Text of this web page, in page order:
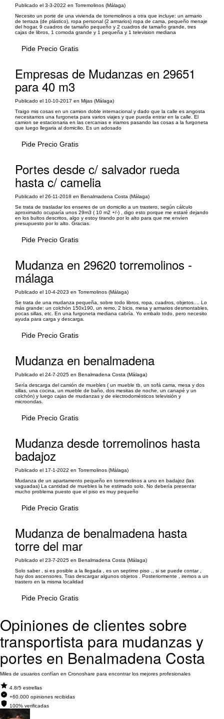
Publicado el 3-3-2022 en Torremolinos (Málaga)
Necesito un porte de una vivienda de torremolinos a otra que incluye: un armario
de terraza (de plástico), ropa personal (2 armarios) ropa de cama, pequeño menaje
del hogar, 9 cuadros de tamaño pequeño y 2 cuadros de tamaño grande, tres
cajas de libros, 1 comoda grande y 1 pequeña y 1 television mediana
Pide Precio Gratis
Empresas de Mudanzas en 29651
para 40 m3
Publicado el 10-10-2017 en Mijas (Málaga)
Traigo mis cosas en un camion doble internacional y dado que la calle es angosta
necesitamos una furgoneta para varios viajes y que pueda entrar en la calle. El
camion se estacionaria en las cercanias e iriamos pasando las cosas a la furgoneta
que luego llegaria al domicilio. Es un adosado
Pide Precio Gratis
Portes desde c/ salvador rueda
hasta c/ camelia
Publicado el 26-11-2018 en Benalmadena Costa (Málaga)
Se trata de trasladar los enseres de un domicilio a un trastero, según cálculo
aproximado ocuparía unos 29m3 ( 10 m2 +/-) , digo esto porque me estaré dejando
en los bultos descritos, algo y estoy tirando por lo alto para que me envíen
presupuesto por lo alto. Gracias.
Pide Precio Gratis
Mudanza en 29620 torremolinos -
málaga
Publicado el 10-4-2023 en Torremolinos (Málaga)
Se trata de una mudanza pequeña, sobre todo libros, ropa, cuadros, objetos.... Lo
más grande: un colchón 150x190, un remo, 2 bicis, mesa y armarios desmontables,
pocas sillas, etc. En una furgoneta mediana cabría. Yo embalo todo, pero necesito
ayuda para carga y descarga.
Pide Precio Gratis
Mudanza en benalmadena
Publicado el 24-7-2025 en Benalmadena Costa (Málaga)
Sería descarga del camión de muebles ( un mueble tb, un sofá cama, mesa y dos
sillas, una cocina, un mueble de baño, dos mesitas de noche, un canapé y un
colchón) y luego cajas de mudanzas y de electrodomésticos televisión y
microondas.
Pide Precio Gratis
Mudanza desde torremolinos hasta
badajoz
Publicado el 17-1-2022 en Torremolinos (Málaga)
Mudanza de un apartamento pequeño en torremolinos a uno en badajoz (las
vaguadas) La cantidad de muebles la he estimado solo. No debería presentar
mucho problema puesto que el piso es muy pequeño
Pide Precio Gratis
Mudanza de benalmadena hasta
torre del mar
Publicado el 23-7-2025 en Benalmadena Costa (Málaga)
Solo saber , si es posible a la llegada , es un septimo piso ,, si se puede contar ,
hay dos ascensores. Tras descargar algunos objetos . Posteriormente , iremos a un
trastero en la misma localidad
Pide Precio Gratis
Opiniones de clientes sobre
transportista para mudanzas y
portes en Benalmadena Costa
Miles de usuarios confían en Cronoshare para encontrar los mejores profesionales
4.8/5 estrellas
+60.000 opiniones recibidas
100% verificadas